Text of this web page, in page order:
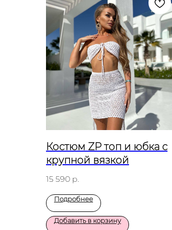
Костюм ZP топ и юбка с
крупной вязкой
15 590 р.
Подробнее
Добавить в корзину